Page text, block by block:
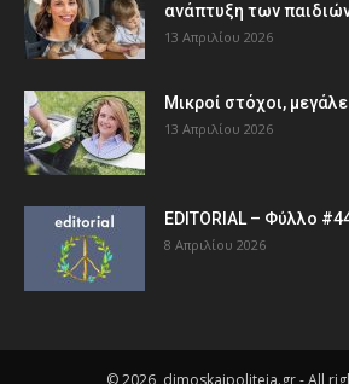
ανάπτυξη των
13 Απριλίου 2026
Μικροί στόχοι,
13 Απριλίου 2026
EDITORIAL – Φύλλο
8 Απριλίου 2026